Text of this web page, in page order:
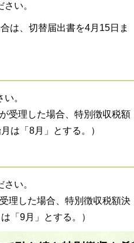
い。
は、切替届出書を4月15日ま
。
受理した場合、特別徴収税額
は「8月」とする。）
い。
理した場合、特別徴収税額決
「9月」とする。）